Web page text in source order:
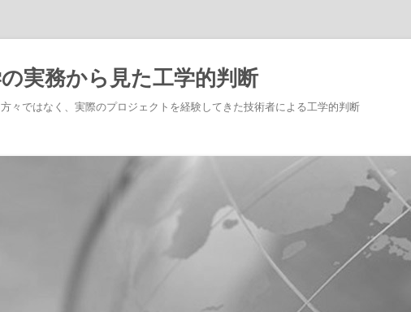
実務から見た工学的判断
々ではなく、実際のプロジェクトを経験してきた技術者による工学的判断
ン
キ
ッ